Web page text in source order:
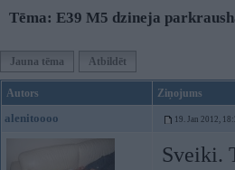
Tēma: E39 M5 dzineja
Jauna tēma Atbildēt
Autors Ziņojums
alenitoooo 19. Jan 2012,
Sveiki.